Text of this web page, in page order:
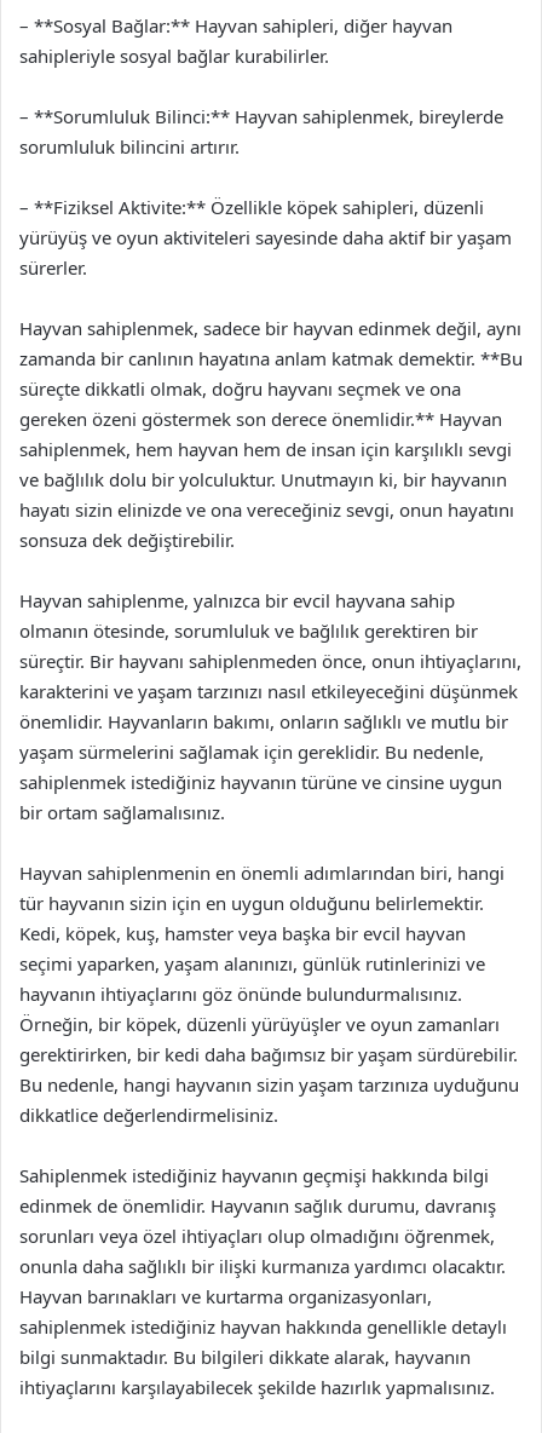
– **Sosyal Bağlar:** Hayvan sahipleri, diğer hayvan
sahipleriyle sosyal bağlar kurabilirler.
– **Sorumluluk Bilinci:** Hayvan sahiplenmek, bireylerde
sorumluluk bilincini artırır.
– **Fiziksel Aktivite:** Özellikle köpek sahipleri, düzenli
yürüyüş ve oyun aktiviteleri sayesinde daha aktif bir yaşam
sürerler.
Hayvan sahiplenmek, sadece bir hayvan edinmek değil, aynı
zamanda bir canlının hayatına anlam katmak demektir. **Bu
süreçte dikkatli olmak, doğru hayvanı seçmek ve ona
gereken özeni göstermek son derece önemlidir.** Hayvan
sahiplenmek, hem hayvan hem de insan için karşılıklı sevgi
ve bağlılık dolu bir yolculuktur. Unutmayın ki, bir hayvanın
hayatı sizin elinizde ve ona vereceğiniz sevgi, onun hayatını
sonsuza dek değiştirebilir.
Hayvan sahiplenme, yalnızca bir evcil hayvana sahip
olmanın ötesinde, sorumluluk ve bağlılık gerektiren bir
süreçtir. Bir hayvanı sahiplenmeden önce, onun ihtiyaçlarını,
karakterini ve yaşam tarzınızı nasıl etkileyeceğini düşünmek
önemlidir. Hayvanların bakımı, onların sağlıklı ve mutlu bir
yaşam sürmelerini sağlamak için gereklidir. Bu nedenle,
sahiplenmek istediğiniz hayvanın türüne ve cinsine uygun
bir ortam sağlamalısınız.
Hayvan sahiplenmenin en önemli adımlarından biri, hangi
tür hayvanın sizin için en uygun olduğunu belirlemektir.
Kedi, köpek, kuş, hamster veya başka bir evcil hayvan
seçimi yaparken, yaşam alanınızı, günlük rutinlerinizi ve
hayvanın ihtiyaçlarını göz önünde bulundurmalısınız.
Örneğin, bir köpek, düzenli yürüyüşler ve oyun zamanları
gerektirirken, bir kedi daha bağımsız bir yaşam sürdürebilir.
Bu nedenle, hangi hayvanın sizin yaşam tarzınıza uyduğunu
dikkatlice değerlendirmelisiniz.
Sahiplenmek istediğiniz hayvanın geçmişi hakkında bilgi
edinmek de önemlidir. Hayvanın sağlık durumu, davranış
sorunları veya özel ihtiyaçları olup olmadığını öğrenmek,
onunla daha sağlıklı bir ilişki kurmanıza yardımcı olacaktır.
Hayvan barınakları ve kurtarma organizasyonları,
sahiplenmek istediğiniz hayvan hakkında genellikle detaylı
bilgi sunmaktadır. Bu bilgileri dikkate alarak, hayvanın
ihtiyaçlarını karşılayabilecek şekilde hazırlık yapmalısınız.